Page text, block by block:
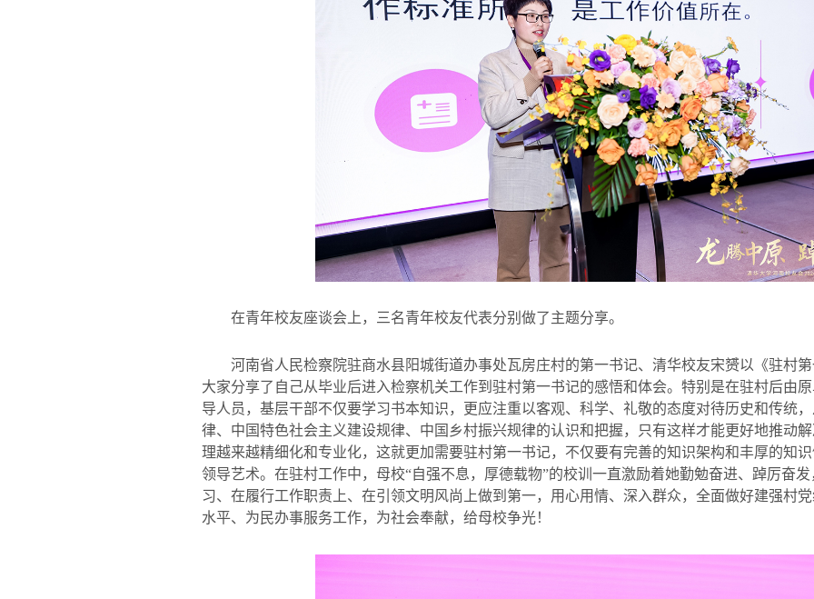
在青年校友座谈会上，三名青年校友代表分别做了主题分享。
河南省人民检察院驻商水县阳城街道办事处瓦房庄村的第一书记、清华校友宋赟以《驻村
大家分享了自己从毕业后进入检察机关工作到驻村第一书记的感悟和体会。特别是在驻村后由
导人员，基层干部不仅要学习书本知识，更应注重以客观、科学、礼敬的态度对待历史和传统
律、中国特色社会主义建设规律、中国乡村振兴规律的认识和把握，只有这样才能更好地推动
理越来越精细化和专业化，这就更加需要驻村第一书记，不仅要有完善的知识架构和丰厚的知
领导艺术。在驻村工作中，母校“自强不息，厚德载物”的校训一直激励着她勤勉奋进、踔厉奋
习、在履行工作职责上、在引领文明风尚上做到第一，用心用情、深入群众，全面做好建强村
水平、为民办事服务工作，为社会奉献，给母校争光！